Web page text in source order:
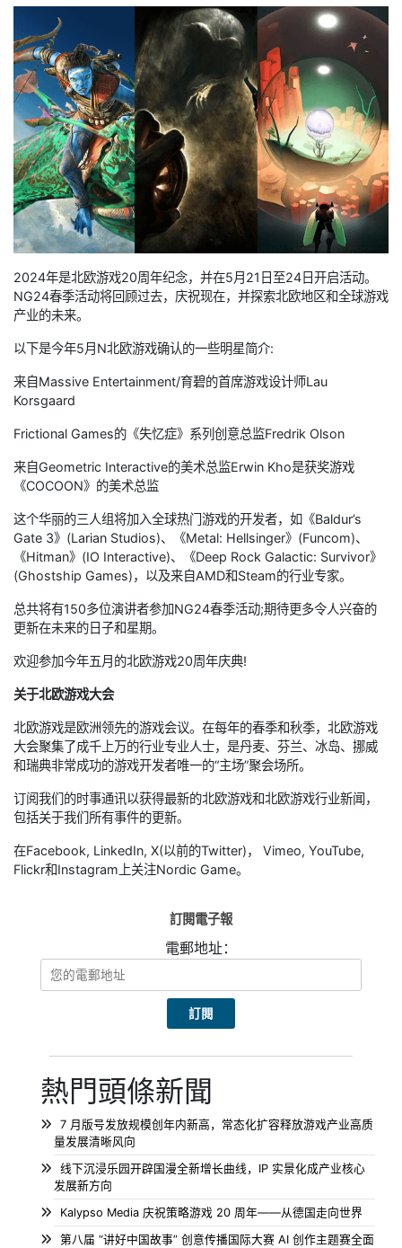
2024年是北欧游戏20周年纪念，并在5月21日至24日开启活动。
NG24春季活动将回顾过去，庆祝现在，并探索北欧地区和全球游戏
产业的未来。
以下是今年5月N北欧游戏确认的一些明星简介:
来自Massive Entertainment/育碧的首席游戏设计师Lau
Korsgaard
Frictional Games的《失忆症》系列创意总监Fredrik Olson
来自Geometric Interactive的美术总监Erwin Kho是获奖游戏
《COCOON》的美术总监
这个华丽的三人组将加入全球热门游戏的开发者，如《Baldur’s
Gate 3》(Larian Studios)、《Metal: Hellsinger》(Funcom)、
《Hitman》(IO Interactive)、《Deep Rock Galactic: Survivor》
(Ghostship Games)，以及来自AMD和Steam的行业专家。
总共将有150多位演讲者参加NG24春季活动;期待更多令人兴奋的
更新在未来的日子和星期。
欢迎参加今年五月的北欧游戏20周年庆典!
关于北欧游戏大会
北欧游戏是欧洲领先的游戏会议。在每年的春季和秋季，北欧游戏
大会聚集了成千上万的行业专业人士，是丹麦、芬兰、冰岛、挪威
和瑞典非常成功的游戏开发者唯一的“主场”聚会场所。
订阅我们的时事通讯以获得最新的北欧游戏和北欧游戏行业新闻，
包括关于我们所有事件的更新。
在Facebook, LinkedIn, X(以前的Twitter)， Vimeo, YouTube,
Flickr和Instagram上关注Nordic Game。
訂閱電子報
電郵地址：
熱門頭條新聞
7 月版号发放规模创年内新高，常态化扩容释放游戏产业高质
量发展清晰风向
线下沉浸乐园开辟国漫全新增长曲线，IP 实景化成产业核心
发展新方向
Kalypso Media 庆祝策略游戏 20 周年——从德国走向世界
第八届 “讲好中国故事” 创意传播国际大赛 AI 创作主题赛全面